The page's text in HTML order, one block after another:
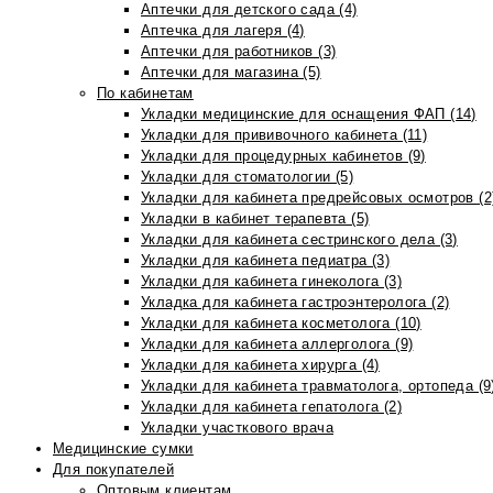
Аптечки для детского сада (4)
Аптечка для лагеря (4)
Аптечки для работников (3)
Аптечки для магазина (5)
По кабинетам
Укладки медицинские для оснащения ФАП (14)
Укладки для прививочного кабинета (11)
Укладки для процедурных кабинетов (9)
Укладки для стоматологии (5)
Укладки для кабинета предрейсовых осмотров
Укладки в кабинет терапевта (5)
Укладки для кабинета сестринского дела (3)
Укладки для кабинета педиатра (3)
Укладки для кабинета гинеколога (3)
Укладка для кабинета гастроэнтеролога (2)
Укладки для кабинета косметолога (10)
Укладки для кабинета аллерголога (9)
Укладки для кабинета хирурга (4)
Укладки для кабинета травматолога, ортопеда
Укладки для кабинета гепатолога (2)
Укладки участкового врача
Медицинские сумки
Для покупателей